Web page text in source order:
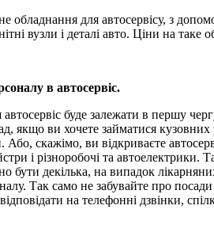
обладнання для автосервісу, з
вузли і деталі авто. Ціни на
в автосервіс.
буде залежати в першу
якщо ви хочете займатися
Або, скажімо, ви відкриваєте
і різноробочі та автоелектрики.
бути декілька, на випадок
Так само не забувайте про
на телефонні дзвінки,